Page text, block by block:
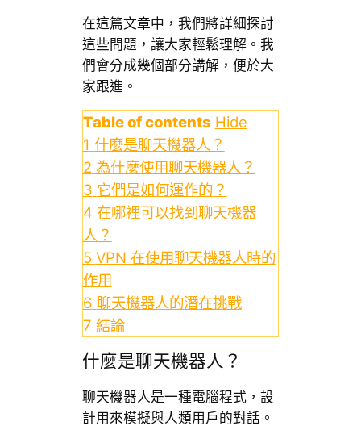
在這篇文章中，我們將詳細探討
這些問題，讓大家輕鬆理解。我
們會分成幾個部分講解，便於大
家跟進。
Table of contents Hide
1 什麼是聊天機器人？
2 為什麼使用聊天機器人？
3 它們是如何運作的？
4 在哪裡可以找到聊天機器
人？
5 VPN 在使用聊天機器人時的
作用
6 聊天機器人的潛在挑戰
7 結論
什麼是聊天機器人？
聊天機器人是一種電腦程式，設
計用來模擬與人類用戶的對話。